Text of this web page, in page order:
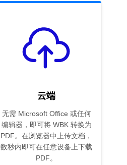
云端
无需 Microsoft Office 或任何
编辑器，即可将 WBK 转换为
PDF。在浏览器中上传文档，
数秒内即可在任意设备上下载
PDF。